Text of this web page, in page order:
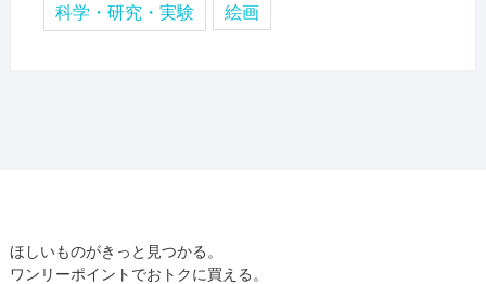
科学・研究・実験 絵画
ほしいものがきっと見つかる。
ワンリーポイントでおトクに買える。